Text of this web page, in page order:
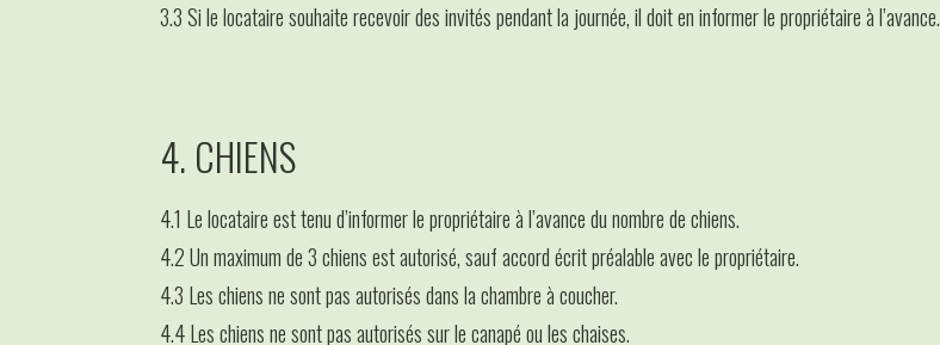
3.3 Si le locataire souhaite recevoir des invités pendant la journée, il doit en informer le propriétaire à l’avance.
4. CHIENS
4.1 Le locataire est tenu d’informer le propriétaire à l’avance du nombre de chiens.
4.2 Un maximum de 3 chiens est autorisé, sauf accord écrit préalable avec le propriétaire.
4.3 Les chiens ne sont pas autorisés dans la chambre à coucher.
4.4 Les chiens ne sont pas autorisés sur le canapé ou les chaises.